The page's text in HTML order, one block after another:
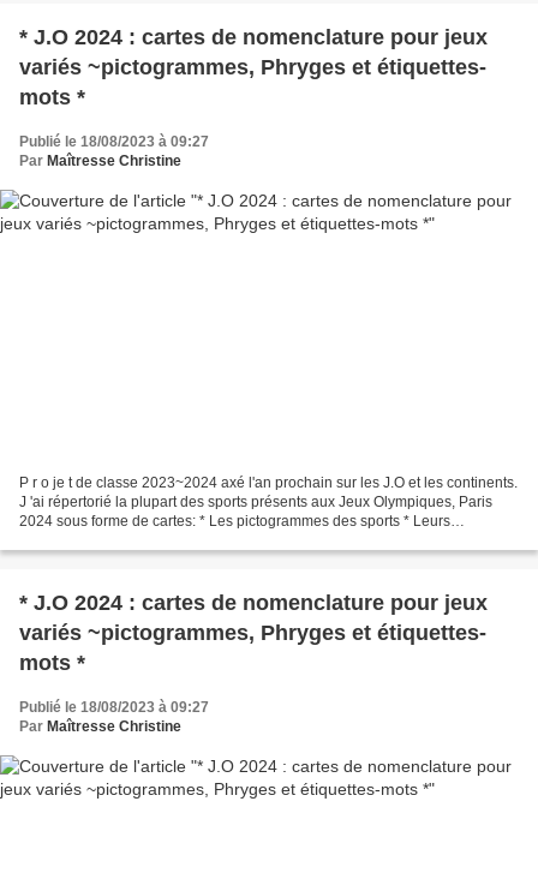
* J.O 2024 : cartes de nomenclature pour jeux
variés ~pictogrammes, Phryges et étiquettes-
mots *
Publié le 18/08/2023 à 09:27
Par Maîtresse Christine
P r o je t de classe 2023~2024 axé l'an prochain sur les J.O et les continents.
J 'ai répertorié la plupart des sports présents aux Jeux Olympiques, Paris
2024 sous forme de cartes: * Les pictogrammes des sports * Leurs
* J.O 2024 : cartes de nomenclature pour jeux
variés ~pictogrammes, Phryges et étiquettes-
mots *
Publié le 18/08/2023 à 09:27
Par Maîtresse Christine